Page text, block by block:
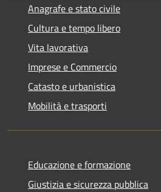
Anagrafe e stato civile
Cultura e tempo libero
Vita lavorativa
Imprese e Commercio
Catasto e urbanistica
Mobilità e trasporti
Educazione e formazione
Giustizia e sicurezza pubblica